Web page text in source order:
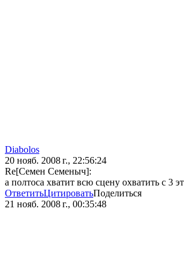
Diabolos
20 нояб. 2008 г., 22:56:24
Re[Семен Семеныч]:
а полтоса хватит всю сцену охватить с 3
ОтветитьЦитироватьПоделиться
21 нояб. 2008 г., 00:35:48